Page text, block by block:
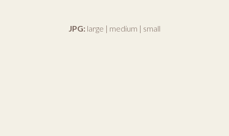
JPG: large | medium | small